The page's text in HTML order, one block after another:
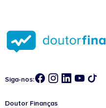
Siga-nos:
Doutor Finanças